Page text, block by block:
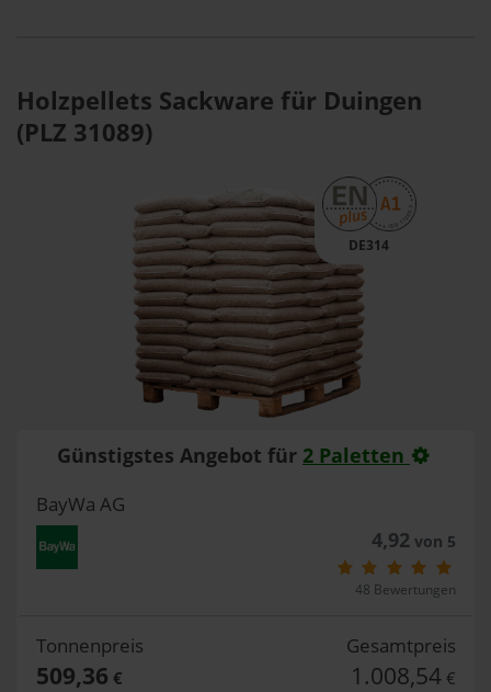
Holzpellets Sackware für Duingen
(PLZ 31089)
DE314
Günstigstes Angebot für 2 Paletten
BayWa AG
4,92von 5
48 Bewertungen
Tonnenpreis
509,36 €
Gesamtpreis
1.008,54 €